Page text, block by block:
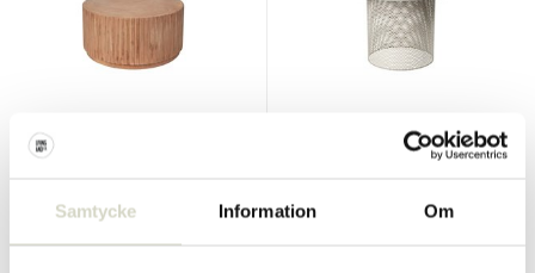
Samtycke Information Om
Rillo podium terrakotta
€439,00 €395,10
Tulina bord off white
€299,00